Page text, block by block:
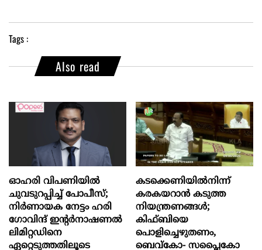
Tags :
Also read
ഓഹരി വിപണിയിൽ
ചുവടുറപ്പിച്ച് പോപീസ്;
നിർണായക നേട്ടം ഹരി
ഗോവിന്ദ് ഇന്റർനാഷണൽ
ലിമിറ്റഡിനെ
ഏറ്റെടുത്തതിലൂടെ
കടക്കെണിയിൽനിന്ന്
കരകയറാൻ കടുത്ത
നിയന്ത്രണങ്ങൾ;
കിഫ്ബിയെ
പൊളിച്ചെഴുതണം,
ബെവ്‌കോ- സപ്ലൈകോ